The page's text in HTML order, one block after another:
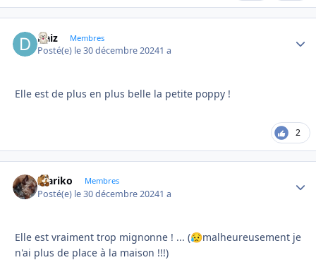
Daiz Membres
Posté(e) le 30 décembre 20241 a
Elle est de plus en plus belle la petite poppy !
2
mariko Membres
Posté(e) le 30 décembre 20241 a
Elle est vraiment trop mignonne ! ... (😥malheureusement je
n'ai plus de place à la maison !!!)